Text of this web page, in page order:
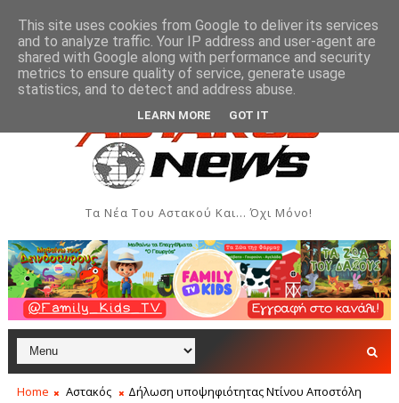
Δημιουργιών του Συλλόγου Γυναικών Αστακού ΠΟΛΙΤΙΣΜΌΣ
Τα Νέα Του Αστακού Και... Όχι Μόνο!
Home Αστακός
Δήλωση υποψηφιότητας Ντίνου Αποστόλη
This site uses cookies from Google to deliver its services
and to analyze traffic. Your IP address and user-agent are
shared with Google along with performance and security
metrics to ensure quality of service, generate usage
statistics, and to detect and address abuse.
LEARN MORE GOT IT